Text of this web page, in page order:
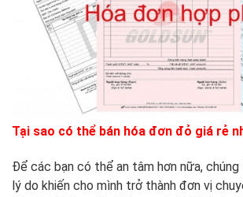
Tại sao có thể bán hóa đơn đỏ giá rẻ
Để các bạn có thể an tâm hơn nữa,
lý do khiến cho mình trở thành đơn vị